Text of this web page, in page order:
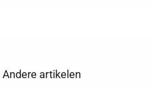
Andere artikelen